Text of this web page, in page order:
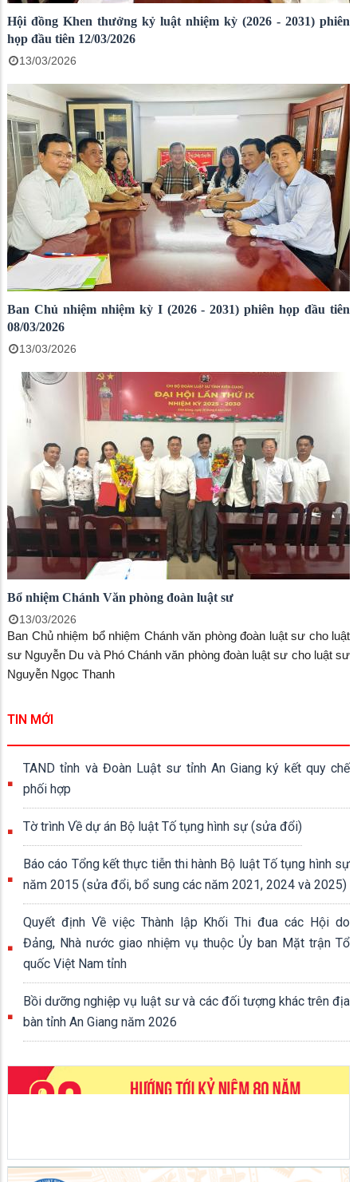
Hội đồng Khen thưởng kỷ luật nhiệm kỳ (2026 - 2031) phiên
họp đầu tiên 12/03/2026
13/03/2026
Ban Chủ nhiệm nhiệm kỳ I (2026 - 2031) phiên họp đầu tiên
08/03/2026
13/03/2026
Bổ nhiệm Chánh Văn phòng đoàn luật sư
13/03/2026
Ban Chủ nhiệm bổ nhiệm Chánh văn phòng đoàn luật sư cho luật
sư Nguyễn Du và Phó Chánh văn phòng đoàn luật sư cho luật sư
Nguyễn Ngọc Thanh
TIN MỚI
TAND tỉnh và Đoàn Luật sư tỉnh An Giang ký kết quy chế
phối hợp
Tờ trình Về dự án Bộ luật Tố tụng hình sự (sửa đổi)
Báo cáo Tổng kết thực tiễn thi hành Bộ luật Tố tụng hình sự
năm 2015 (sửa đổi, bổ sung các năm 2021, 2024 và 2025)
Quyết định Về việc Thành lập Khối Thi đua các Hội do
Đảng, Nhà nước giao nhiệm vụ thuộc Ủy ban Mặt trận Tổ
quốc Việt Nam tỉnh
Bồi dưỡng nghiệp vụ luật sư và các đối tượng khác trên địa
bàn tỉnh An Giang năm 2026